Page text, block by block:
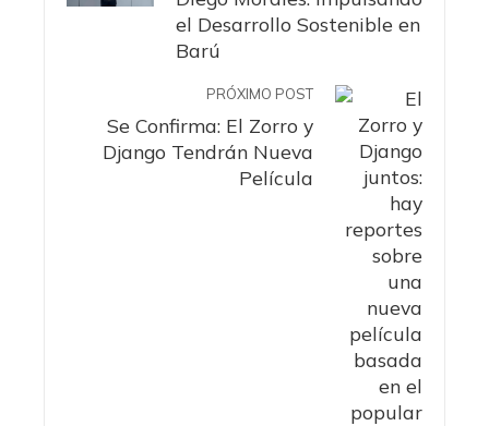
el Desarrollo Sostenible en
Barú
PRÓXIMO POST
Se Confirma: El Zorro y
Django Tendrán Nueva
Película